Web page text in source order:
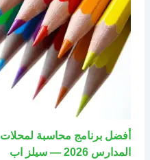
أفضل برنامج محاسبة
المدارس 2026 — سيلز اب